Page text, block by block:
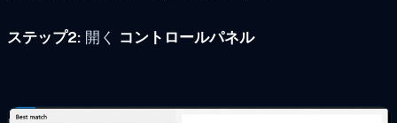
ステップ2: 開く コントロールパネル